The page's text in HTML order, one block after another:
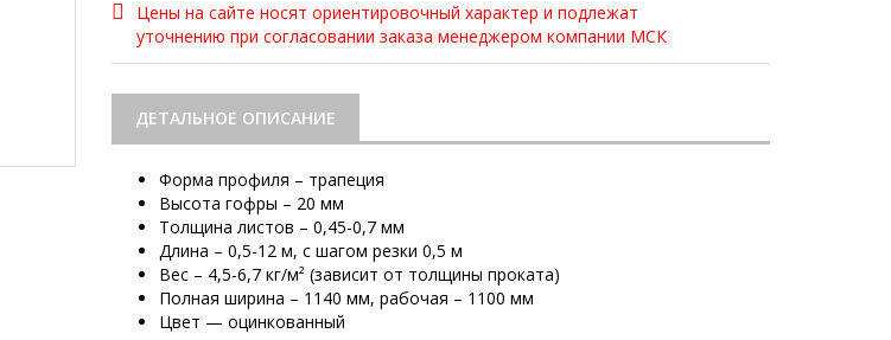
Цены на сайте носят ориентировочный характер и подлежат
уточнению при согласовании заказа менеджером компании МСК
ДЕТАЛЬНОЕ ОПИСАНИЕ
Форма профиля – трапеция
Высота гофры – 20 мм
Толщина листов – 0,45-0,7 мм
Длина – 0,5-12 м, с шагом резки 0,5 м
Вес – 4,5-6,7 кг/м² (зависит от толщины проката)
Полная ширина – 1140 мм, рабочая – 1100 мм
Цвет — оцинкованный